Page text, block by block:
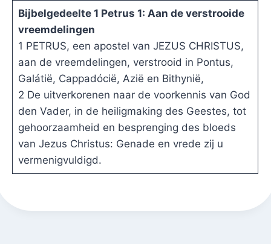
Bijbelgedeelte 1 Petrus 1: Aan de verstrooide
vreemdelingen
1 PETRUS, een apostel van JEZUS CHRISTUS,
aan de vreemdelingen, verstrooid in Pontus,
Galátië, Cappadócië, Azië en Bithynië,
2 De uitverkorenen naar de voorkennis van God
den Vader, in de heiligmaking des Geestes, tot
gehoorzaamheid en besprenging des bloeds
van Jezus Christus: Genade en vrede zij u
vermenigvuldigd.